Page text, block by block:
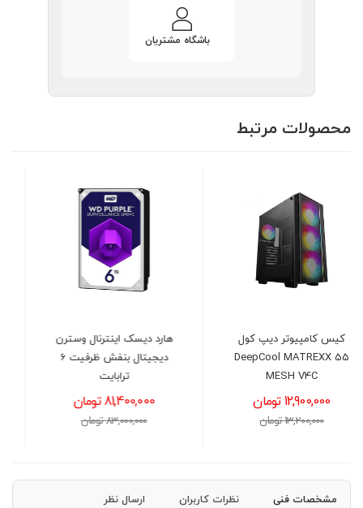
باشگاه مشتریان
محصولات مرتبط
هارد دیسک اینترنال وسترن
81,400,000 تومان
83,000,000 تومان
کیس کامپیوتر گرین
GRIFFIN G1
11,200,000 تومان
مشخصات فنی نظرات کاربران ارسال نظر